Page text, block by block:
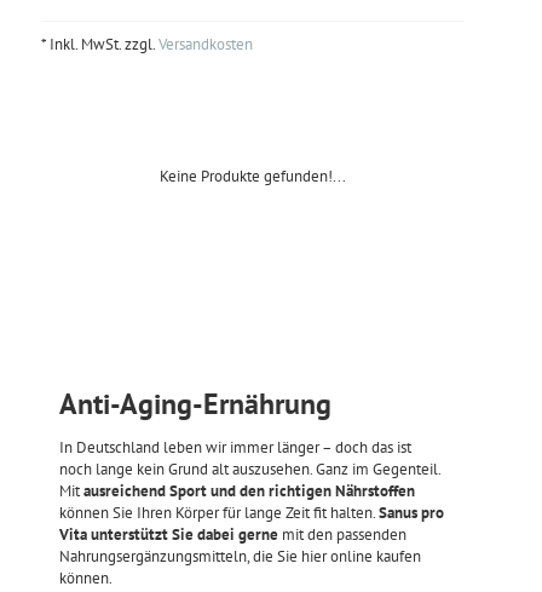
* Inkl. MwSt. zzgl.Versandkosten
Keine Produkte gefunden!...
Anti-Aging-Ernährung
In Deutschland leben wir immer länger – doch das ist
noch lange kein Grund alt auszusehen. Ganz im Gegenteil.
Mitausreichend Sport und den richtigen Nährstoffen
können Sie Ihren Körper für lange Zeit fit halten.Sanus pro
Vita unterstützt Sie dabei gernemit den passenden
Nahrungsergänzungsmitteln, die Sie hier online kaufen
können.